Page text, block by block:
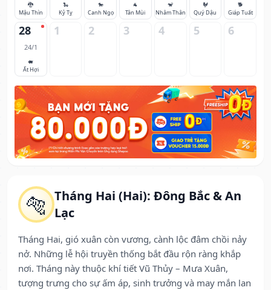
🐅 Tháng Hai (Hai): Đông Bắc & An
Lạc
Tháng Hai, gió xuân còn vương, cành lộc đâm chồi nảy
nở. Những lễ hội truyền thống bắt đầu rộn ràng khắp
nơi. Tháng này thuộc khí tiết Vũ Thủy – Mưa Xuân,
tượng trưng cho sự ấm áp, sinh trưởng và may mắn lan
🐉
Mậu Thìn
🐍
Kỷ Tỵ
🐎
Canh Ngọ
🐐
Tân Mùi
🐒
Nhâm Thân
🐓
Quý Dậu
🐕
Giáp Tuất
28
24/1
🐖
Ất Hợi
1 2 3 4 5 6